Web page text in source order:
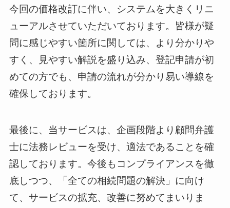
今回の価格改訂に伴い、システムを大きくリニ
ューアルさせていただいております。皆様が疑
問に感じやすい箇所に関しては、より分かりや
すく、見やすい解説を盛り込み、登記申請が初
めての方でも、申請の流れが分かり易い導線を
確保しております。
最後に、当サービスは、企画段階より顧問弁護
士に法務レビューを受け、適法であることを確
認しております。今後もコンプライアンスを徹
底しつつ、「全ての相続問題の解決」に向け
て、サービスの拡充、改善に努めてまいりま